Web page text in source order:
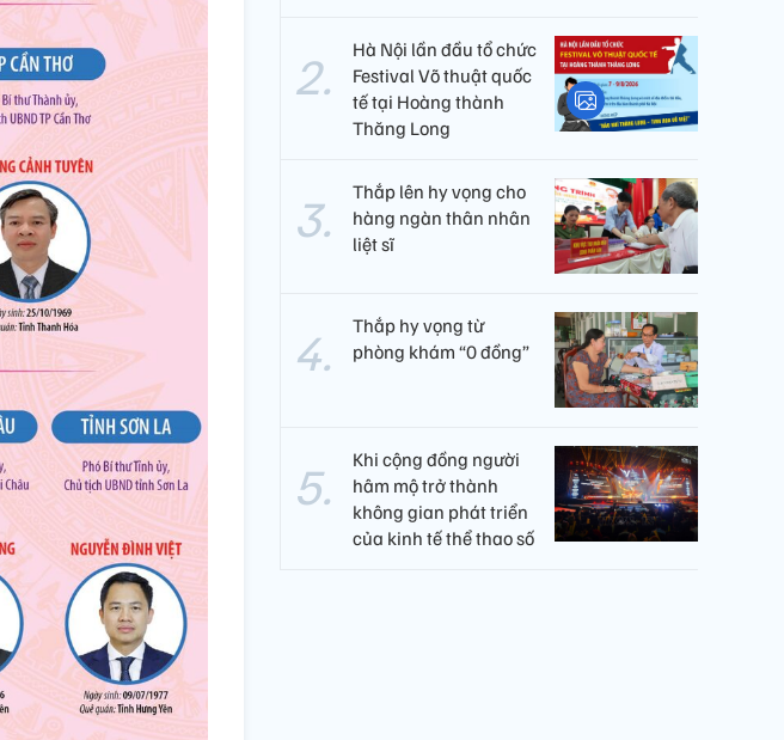
Hà Nội lần đầu tổ chức
Festival Võ thuật quốc
tế tại Hoàng thành
Thăng Long
Thắp lên hy vọng cho
hàng ngàn thân nhân
liệt sĩ
Thắp hy vọng từ
phòng khám “0 đồng”
Khi cộng đồng người
hâm mộ trở thành
không gian phát triển
của kinh tế thể thao số